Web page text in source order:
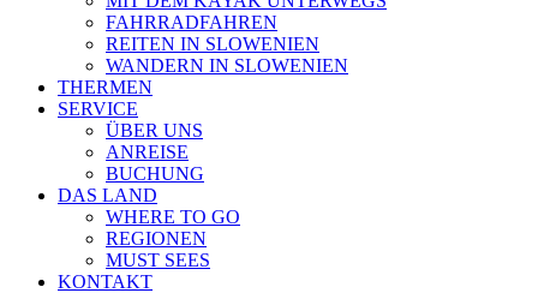
FAHRRADFAHREN
REITEN IN SLOWENIEN
WANDERN IN SLOWENIEN
THERMEN
SERVICE
ÜBER UNS
ANREISE
BUCHUNG
DAS LAND
WHERE TO GO
REGIONEN
MUST SEES
KONTAKT